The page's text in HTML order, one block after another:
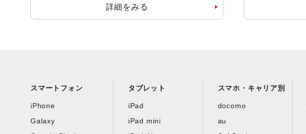
詳細をみる
スマートフォン
iPhone
Galaxy
タブレット
iPad
iPad mini
スマホ・キャリア別
docomo
au